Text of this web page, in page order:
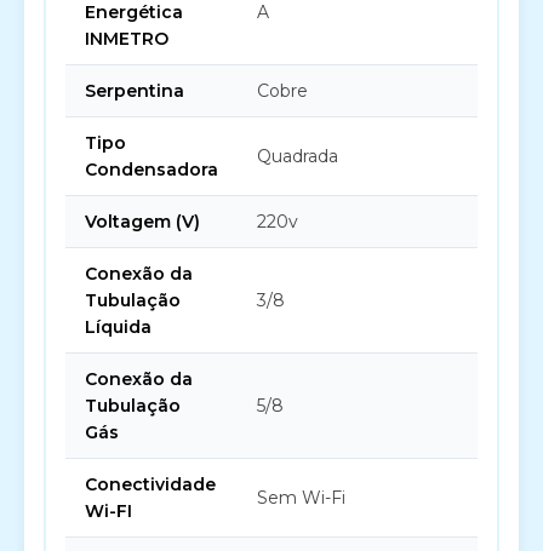
Energética
INMETRO
A
Serpentina Cobre
Tipo
Condensadora
Quadrada
Voltagem (V) 220v
Conexão da
Tubulação
Líquida
3/8
Conexão da
Tubulação
Gás
5/8
Conectividade
Wi-FI
Sem Wi-Fi